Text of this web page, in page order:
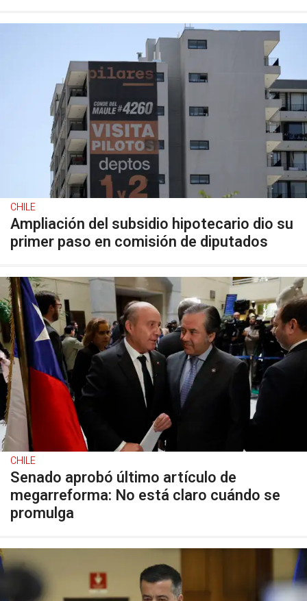
CHILE
Ampliación del subsidio hipotecario dio su
primer paso en comisión de diputados
CHILE
Senado aprobó último artículo de
megarreforma: No está claro cuándo se
promulga